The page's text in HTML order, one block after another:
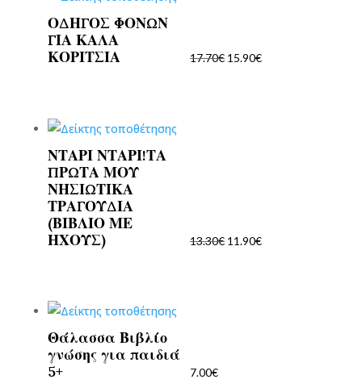
ΟΔΗΓΟΣ ΦΟΝΩΝ
ΓΙΑ ΚΑΛΑ
ΚΟΡΙΤΣΙΑ
17.70€
was:
15.90€
τιμή
ΝΤΑΡΙ ΝΤΑΡΙ!ΤΑ
ΠΡΩΤΑ ΜΟΥ
ΝΗΣΙΩΤΙΚΑ
ΤΡΑΓΟΥΔΙΑ
(ΒΙΒΛΙΟ ΜΕ
ΗΧΟΥΣ)
13.30€ 11.90€11.90€.
Θάλασσα Βιβλίο
γνώσης για παιδιά
5+
7.00€